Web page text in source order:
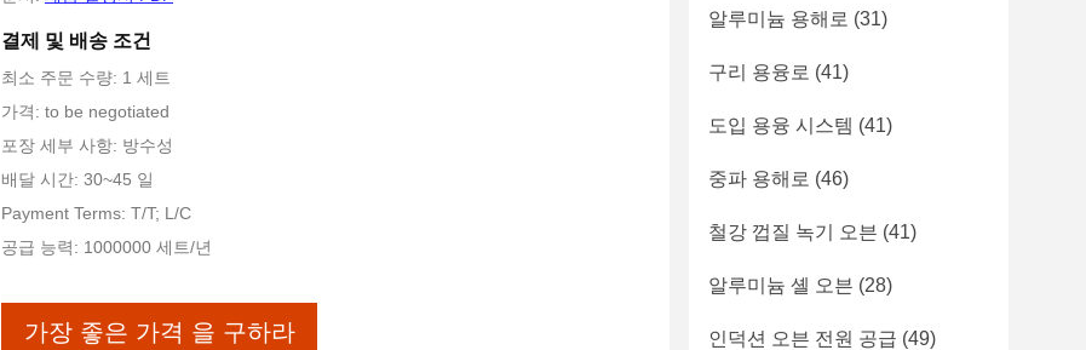
결제 및 배송 조건
최소 주문 수량: 1 세트
가격: to be negotiated
포장 세부 사항: 방수성
배달 시간: 30~45 일
Payment Terms: T/T; L/C
공급 능력: 1000000 세트/년
가장 좋은 가격 을 구하라
알루미늄 용해로 (31)
구리 용융로 (41)
도입 용융 시스템 (41)
중파 용해로 (46)
철강 껍질 녹기 오븐 (41)
알루미늄 셸 오븐 (28)
인덕션 오븐 전원 공급 (49)